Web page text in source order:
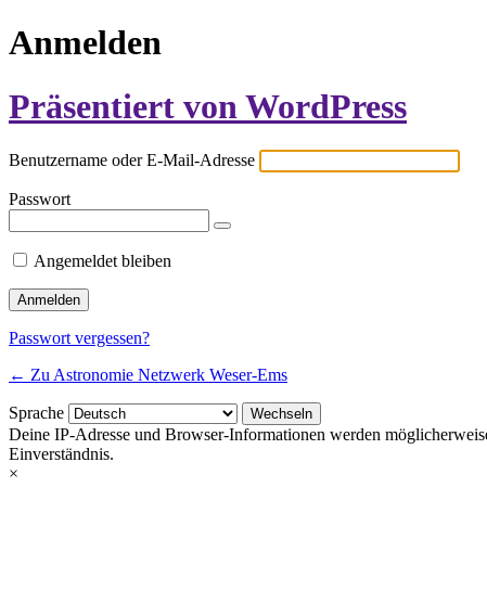
Anmelden
Präsentiert von WordPress
Benutzername oder E-Mail-Adresse
Passwort
Angemeldet bleiben
Passwort vergessen?
← Zu Astronomie Netzwerk Weser-Ems
Sprache
Deine IP-Adresse und Browser-Informationen werden
Einverständnis.
×